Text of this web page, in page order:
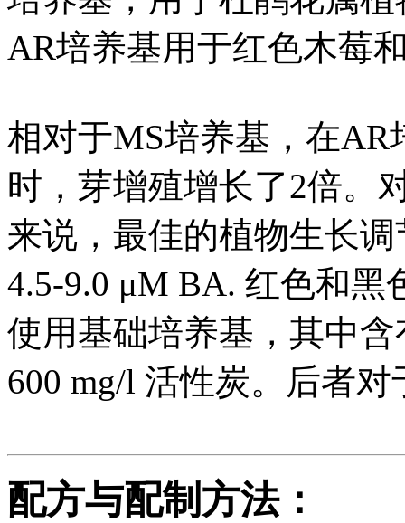
AR培养基用于红色木莓
相对于MS培养基，在
时，芽增殖增长了2倍。
来说，最佳的植物生长
4.5-9.0 μM BA. 红色和
使用基础培养基，其中
600 mg/l 活性炭。后者
配方与配制方法：